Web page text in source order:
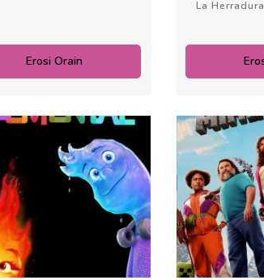
Erosi Orain
La Herradura